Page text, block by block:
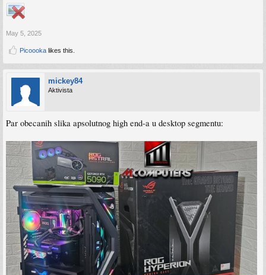
May 5, 2025
Picoooka likes this.
mickey84
Aktivista
Par obecanih slika apsolutnog high end-a u desktop segmentu: